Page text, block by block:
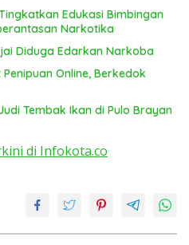
Edukasi Bimbingan
Narkotika
Diduga Edarkan Narkoba
Online, Berkedok
Tembak Ikan di Pulo Brayan
di Infokota.co